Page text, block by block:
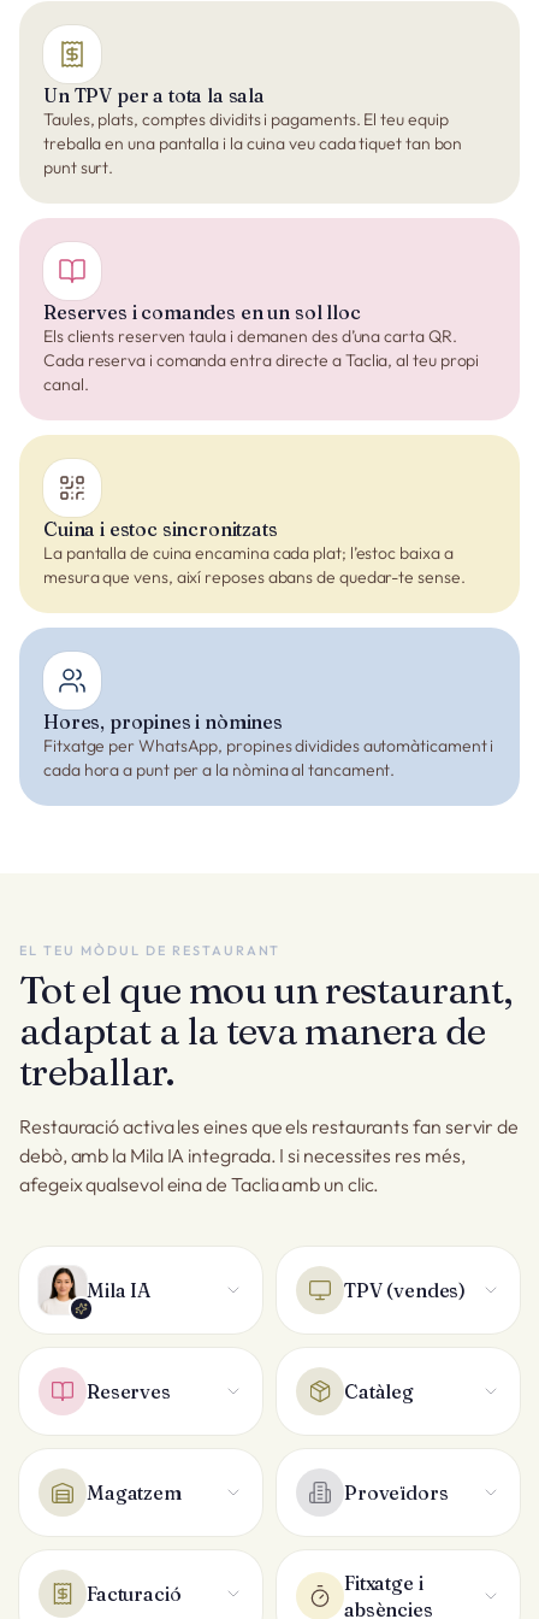
Un TPV per a tota la sala
Taules, plats, comptes dividits i pagaments. El teu equip
treballa en una pantalla i la cuina veu cada tiquet tan bon
punt surt.
Reserves i comandes en un sol lloc
Els clients reserven taula i demanen des d’una carta QR.
Cada reserva i comanda entra directe a Taclia, al teu propi
canal.
Cuina i estoc sincronitzats
La pantalla de cuina encamina cada plat; l’estoc baixa a
mesura que vens, així reposes abans de quedar-te sense.
Hores, propines i nòmines
Fitxatge per WhatsApp, propines dividides automàticament i
cada hora a punt per a la nòmina al tancament.
EL TEU MÒDUL DE RESTAURANT
Tot el que mou un restaurant,
adaptat a la teva manera de
treballar.
Restauració activa les eines que els restaurants fan servir de
debò, amb la Mila IA integrada. I si necessites res més,
afegeix qualsevol eina de Taclia amb un clic.
Mila IA TPV (vendes)
Reserves Catàleg
Magatzem Proveïdors
Facturació
Fitxatge i
absències